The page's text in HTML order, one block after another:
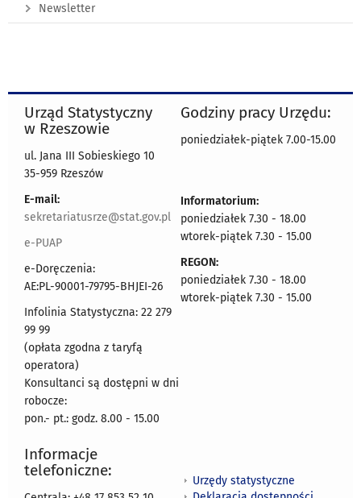
Newsletter
Urząd Statystyczny
w Rzeszowie
ul. Jana III Sobieskiego 10
35-959 Rzeszów
E-mail:
sekretariatusrze@stat.gov.pl
e-PUAP
e-Doręczenia:
AE:PL-90001-79795-BHJEI-26
Infolinia Statystyczna: 22 279
99 99
(opłata zgodna z taryfą
operatora)
Konsultanci są dostępni w dni
robocze:
pon.- pt.: godz. 8.00 - 15.00
Godziny pracy Urzędu:
poniedziałek-piątek 7.00-15.00
Informatorium:
poniedziałek 7.30 - 18.00
wtorek-piątek 7.30 - 15.00
REGON:
poniedziałek 7.30 - 18.00
wtorek-piątek 7.30 - 15.00
Informacje
telefoniczne:
Urzędy statystyczne